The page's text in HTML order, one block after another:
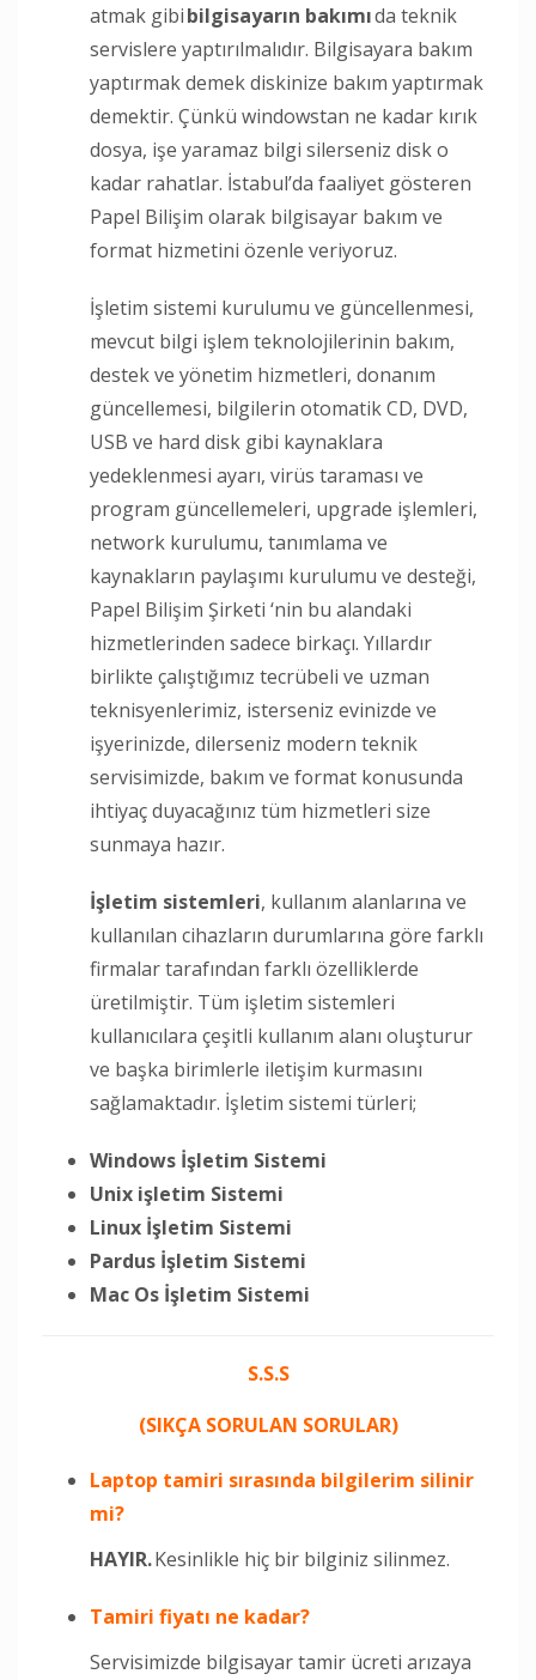
atmak gibibilgisayarın bakımıda teknik
servislere yaptırılmalıdır. Bilgisayara bakım
yaptırmak demek diskinize bakım yaptırmak
demektir. Çünkü windowstan ne kadar kırık
dosya, işe yaramaz bilgi silerseniz disk o
kadar rahatlar. İstabul’da faaliyet gösteren
Papel Bilişim olarak bilgisayar bakım ve
format hizmetini özenle veriyoruz.
İşletim sistemi kurulumu ve güncellenmesi,
mevcut bilgi işlem teknolojilerinin bakım,
destek ve yönetim hizmetleri, donanım
güncellemesi, bilgilerin otomatik CD, DVD,
USB ve hard disk gibi kaynaklara
yedeklenmesi ayarı, virüs taraması ve
program güncellemeleri, upgrade işlemleri,
network kurulumu, tanımlama ve
kaynakların paylaşımı kurulumu ve desteği,
Papel Bilişim Şirketi ‘nin bu alandaki
hizmetlerinden sadece birkaçı. Yıllardır
birlikte çalıştığımız tecrübeli ve uzman
teknisyenlerimiz, isterseniz evinizde ve
işyerinizde, dilerseniz modern teknik
servisimizde, bakım ve format konusunda
ihtiyaç duyacağınız tüm hizmetleri size
sunmaya hazır.
İşletim sistemleri, kullanım alanlarına ve
kullanılan cihazların durumlarına göre farklı
firmalar tarafından farklı özelliklerde
üretilmiştir. Tüm işletim sistemleri
kullanıcılara çeşitli kullanım alanı oluşturur
ve başka birimlerle iletişim kurmasını
sağlamaktadır. İşletim sistemi türleri;
Windows İşletim Sistemi
Unix işletim Sistemi
Linux İşletim Sistemi
Pardus İşletim Sistemi
Mac Os İşletim Sistemi
S.S.S
(SIKÇA SORULAN SORULAR)
Laptop tamiri sırasında bilgilerim silinir
mi?
HAYIR.Kesinlikle hiç bir bilginiz silinmez.
Tamiri fiyatı ne kadar?
Servisimizde bilgisayar tamir ücreti arızaya